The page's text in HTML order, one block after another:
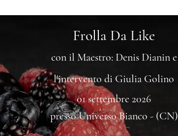
Frolla Da Like
con il Maestro: Denis Dianin e
l'intervento di Giulia Golino
01 settembre 2026
presso Universo Bianco - (CN)